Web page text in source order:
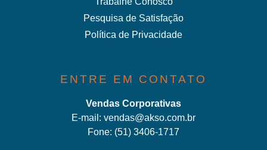
Pesquisa de Satisfação
Política de Privacidade
ENTRE EM CONTATO
Vendas Corporativas
E-mail: vendas@akso.com.br
Fone: (51) 3406-1717